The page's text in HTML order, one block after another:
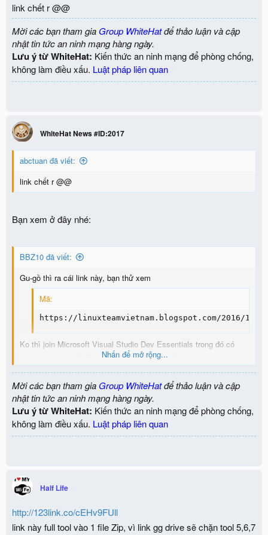
link chết r @@
Mời các bạn tham gia Group WhiteHatđể thảo luận và cập
nhật tin tức an ninh mạng hàng ngày.
Lưu ý từ WhiteHat: Kiến thức an ninh mạng để phòng chống,
không làm điều xấu. Luật pháp liên quan
WhiteHat News #ID:2017
abctuan đã viết:
link chết r @@
Bạn xem ở đây nhé:
BBZ10 đã viết:
Gu-gồ thì ra cái link này, bạn thử xem
Mã:
https://linuxteamvietnam.blogspot.com/2016/10/
Ko thì join Microsoft Visual Studio Dev Essentials trong đó có
benefit là truy xuất Pluralsight 3 tháng, chi tiết tại
http://go.pluralsight.com/visual-studio-dev-ess, cũng có khóa học
về CEH đó bạn
View attachment 1561
View attachment 1560
Nhấn để mở rộng...
Mời các bạn tham gia Group WhiteHatđể thảo luận và cập
nhật tin tức an ninh mạng hàng ngày.
Lưu ý từ WhiteHat: Kiến thức an ninh mạng để phòng chống,
không làm điều xấu. Luật pháp liên quan
Half Life
http://123link.co/cEHv9FUll
link này full tool vào 1 file Zip, vì link gg drive sẽ chặn tool 5,6,7